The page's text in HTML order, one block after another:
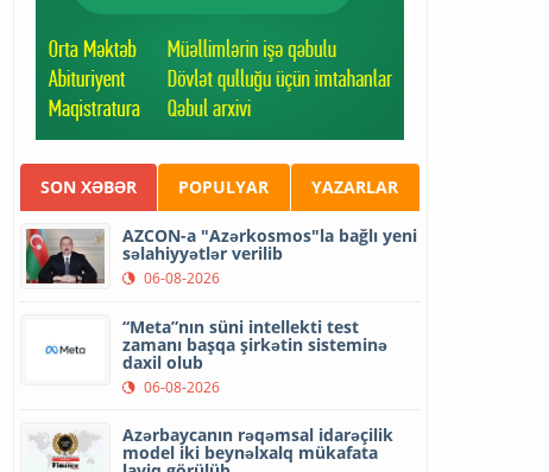
SON XƏBƏR POPULYAR YAZARLAR
AZCON-a "Azərkosmos"la bağlı yeni
səlahiyyətlər verilib
06-08-2026
“Meta”nın süni intellekti test
zamanı başqa şirkətin sisteminə
daxil olub
06-08-2026
Azərbaycanın rəqəmsal idarəçilik
model iki beynəlxalq mükafata